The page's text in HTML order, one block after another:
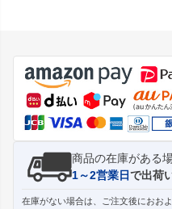
商品の在庫がある
1～2営業日で出荷
在庫がない場合は、ご注文後におお